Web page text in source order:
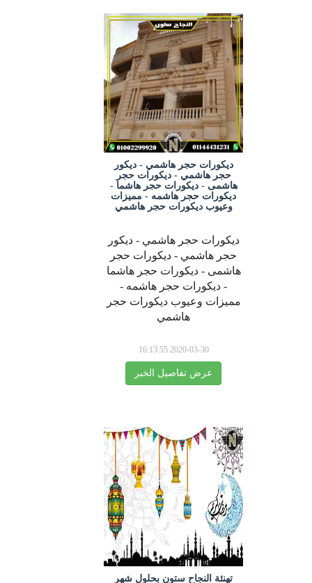
ديكورات حجر هاشمي - ديكور
حجر هاشمي - ديكورات حجر
هاشمى - ديكورات حجر هاشما -
ديكورات حجر هاشمه - مميزات
وعيوب ديكورات حجر هاشمي
ديكورات حجر هاشمي - ديكور
حجر هاشمي - ديكورات حجر
هاشمى - ديكورات حجر هاشما
- ديكورات حجر هاشمه -
مميزات وعيوب ديكورات حجر
هاشمي
2020-03-30 16:13:55
عرض تفاصيل الخبر
تهنئة النجاح ستون بحلول شهر